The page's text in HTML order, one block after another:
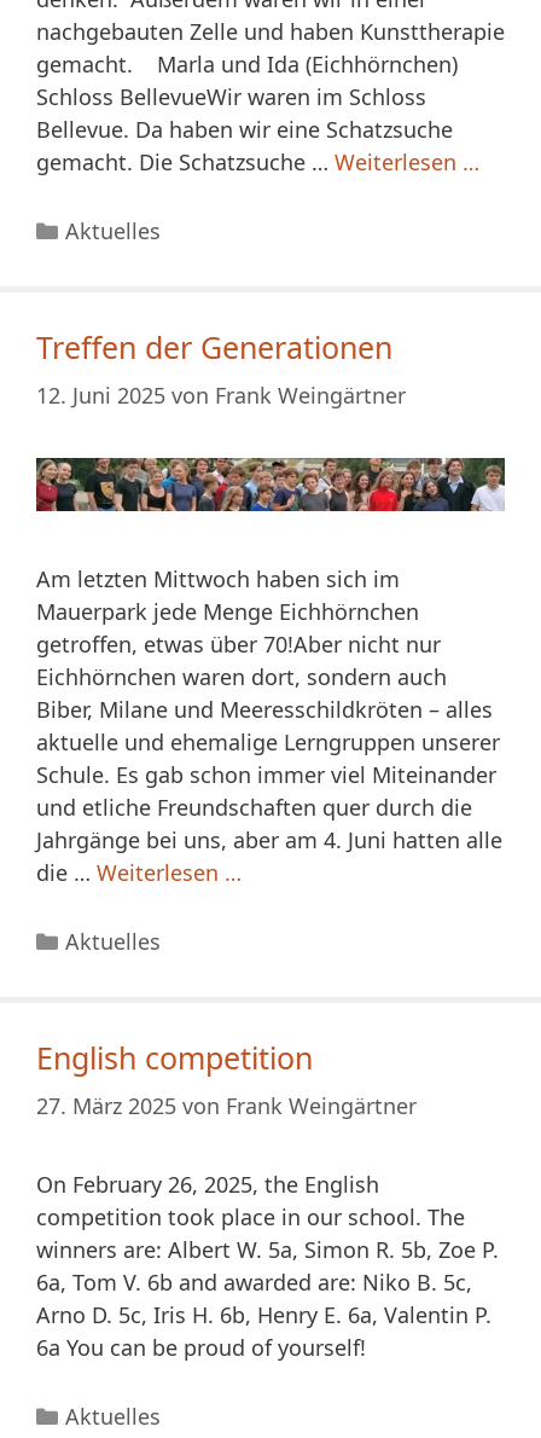
nachgebauten Zelle und haben Kunsttherapie
gemacht. Marla und Ida (Eichhörnchen)
Schloss BellevueWir waren im Schloss
Bellevue. Da haben wir eine Schatzsuche
gemacht. Die Schatzsuche … Weiterlesen …
Kategorien
Aktuelles
Treffen der Generationen
12. Juni 2025 von Frank Weingärtner
Am letzten Mittwoch haben sich im
Mauerpark jede Menge Eichhörnchen
getroffen, etwas über 70!Aber nicht nur
Eichhörnchen waren dort, sondern auch
Biber, Milane und Meeresschildkröten – alles
aktuelle und ehemalige Lerngruppen unserer
Schule. Es gab schon immer viel Miteinander
und etliche Freundschaften quer durch die
Jahrgänge bei uns, aber am 4. Juni hatten alle
die … Weiterlesen …
Kategorien
Aktuelles
English competition
27. März 2025 von Frank Weingärtner
On February 26, 2025, the English
competition took place in our school. The
winners are: Albert W. 5a, Simon R. 5b, Zoe P.
6a, Tom V. 6b and awarded are: Niko B. 5c,
Arno D. 5c, Iris H. 6b, Henry E. 6a, Valentin P.
6a You can be proud of yourself!
Kategorien
Aktuelles